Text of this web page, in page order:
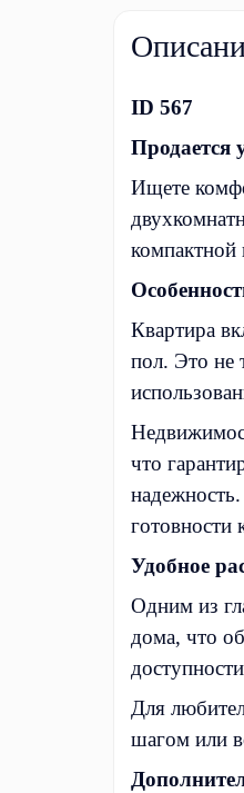
ID 567
Продается
Ищете
Квартира
пол. Это не
что
готовности
Удобное
Одним из
дома, что
Для
шагом или